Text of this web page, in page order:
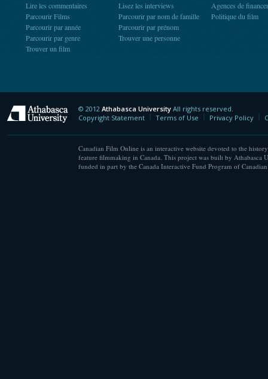
Lire les commentaires
Parcourir Films
Parcourir par année
Parcourir par genre
Trouver un film
Lisez les interviews
Parcourir par nom de famille
Parcourir par prénom
Trouver une personne
Agences de
Politique du film
Athabasca University
© 2012 Athabasca University All rights reserved.
Copyright Statement
Terms of Use Privacy Policy
Canadian Film Online is an interactive website devoted to the
feature filmmaking in Canada. This project was built by Athabasca
funded in part by the Canada Interactive Fund Program of